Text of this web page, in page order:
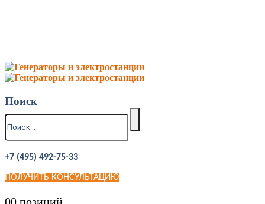
Поиск
+7 (495) 492-75-33
ПОЛУЧИТЬ КОНСУЛЬТАЦИЮ